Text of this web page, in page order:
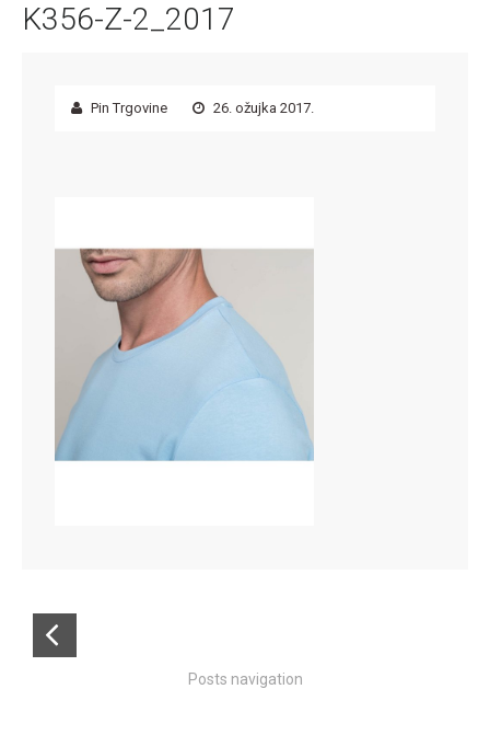
K356-Z-2_2017
Pin Trgovine 26. ožujka 2017.
Posts navigation